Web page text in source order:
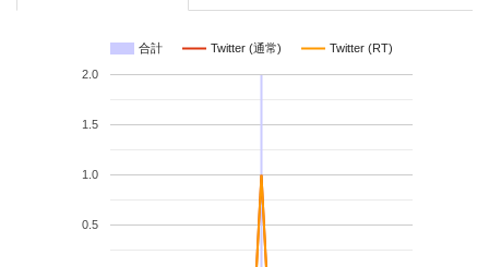
合計 Twitter (通常) Twitter (RT)
0.5
1.0
1.5
2.0